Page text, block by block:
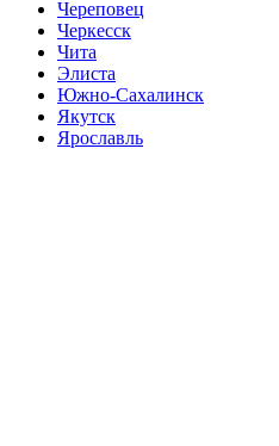
Череповец
Черкесск
Чита
Элиста
Южно-Сахалинск
Якутск
Ярославль